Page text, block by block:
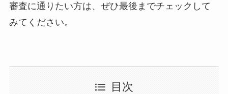
審査に通りたい方は、ぜひ最後までチェックして
みてください。
目次